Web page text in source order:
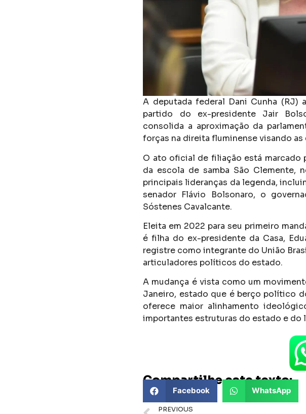
A deputada federal Dani Cunha (RJ)
partido do ex-presidente Jair
consolida a aproximação da
forças na direita fluminense visando
O ato oficial de filiação está marcado
da escola de samba São Clemente,
principais lideranças da legenda,
senador Flávio Bolsonaro, o
Sóstenes Cavalcante.
Eleita em 2022 para seu primeiro
é filha do ex-presidente da Casa,
registre como integrante do União
articuladores políticos do estado.
A mudança é vista como um
Janeiro, estado que é berço político
oferece maior alinhamento
importantes estruturas do estado e do
Compartilhe este texto:
Facebook WhatsApp
PREVIOUS